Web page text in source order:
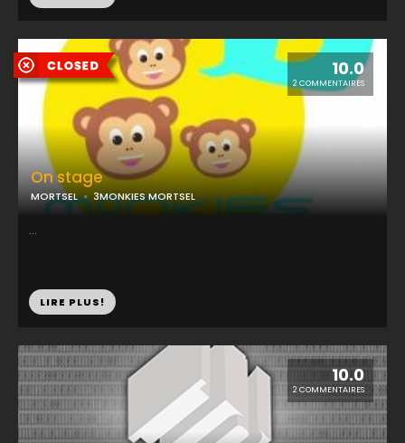
10.0
2 COMMENTAIRES
10.0
2 COMMENTAIRES
On stage
MORTSEL 3MONKIES MORTSEL
...
LIRE PLUS!